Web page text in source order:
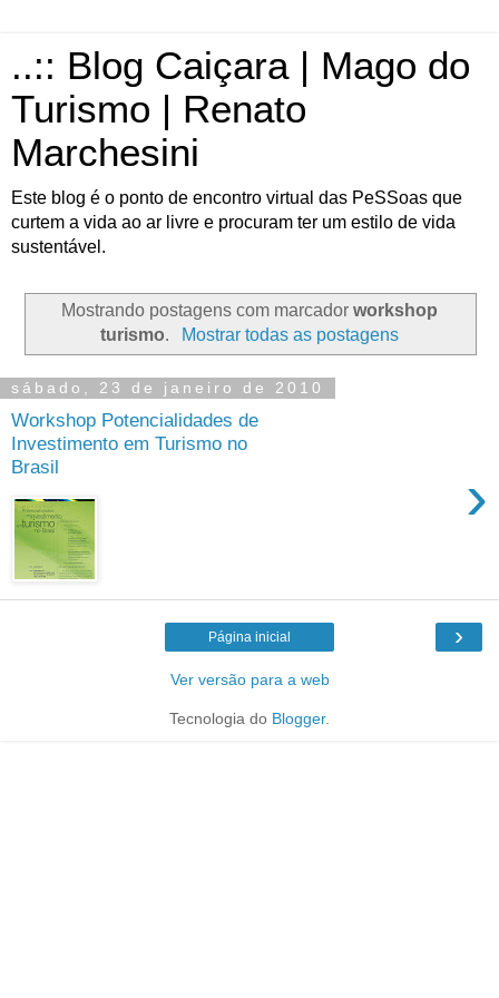
..:: Blog Caiçara | Mago do
Turismo | Renato
Marchesini
Este blog é o ponto de encontro virtual das PeSSoas que
curtem a vida ao ar livre e procuram ter um estilo de vida
sustentável.
Mostrando postagens com marcador workshop
turismo. Mostrar todas as postagens
sábado, 23 de janeiro de 2010
Workshop Potencialidades de
Investimento em Turismo no
Brasil
›
›
Página inicial
Ver versão para a web
Tecnologia do Blogger.